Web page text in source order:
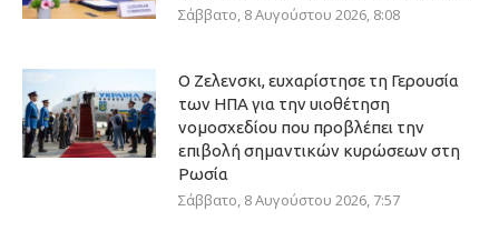
Σάββατο, 8 Αυγούστου 2026, 8:08
Ο Ζελενσκι, ευχαρίστησε τη Γερουσία
των ΗΠΑ για την υιοθέτηση
νομοσχεδίου που προβλέπει την
επιβολή σημαντικών κυρώσεων στη
Ρωσία
Σάββατο, 8 Αυγούστου 2026, 7:57